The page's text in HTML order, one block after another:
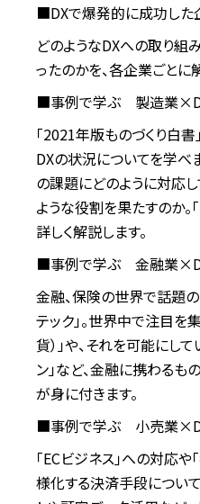
■DXで爆発的に成功した
どのようなDXへの取り組
ったのかを、各企業ごとに
■事例で学ぶ 製造業
「2021年版ものづくり白
DXの状況についてを学べ
の課題にどのように対応
ような役割を果たすのか。
詳しく解説します。
■事例で学ぶ 金融業
金融、保険の世界で話題の
テック」。世界中で注目を
貨）」や、それを可能にし
ン」など、金融に携わるも
が身に付きます。
■事例で学ぶ 小売業
「ECビジネス」への対応や
様化する決済手段につい